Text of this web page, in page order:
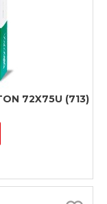
72X75U (713)